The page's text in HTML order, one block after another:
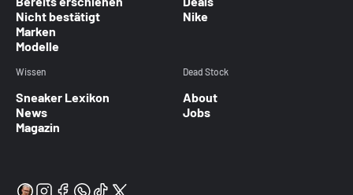
Nicht bestätigt
Marken
Modelle
Nike
Wissen
Sneaker Lexikon
News
Magazin
Dead Stock
About
Jobs